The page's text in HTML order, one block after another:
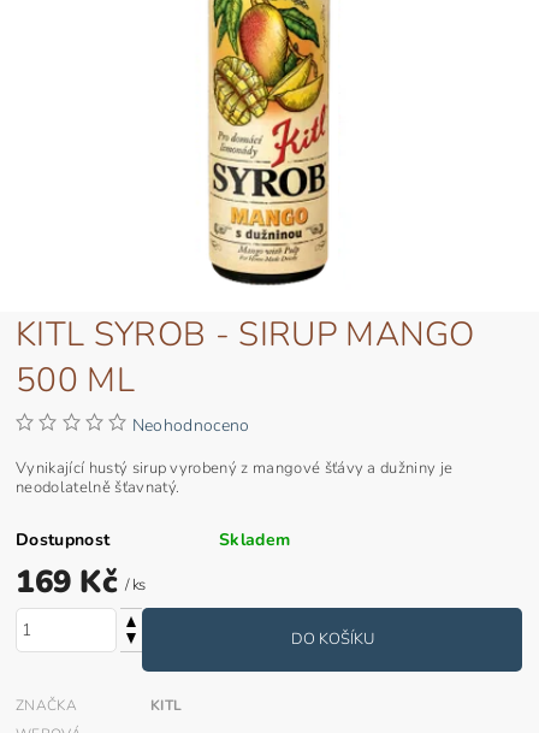
KITL SYROB - SIRUP MANGO
500 ML
Neohodnoceno
Vynikající hustý sirup vyrobený z mangové šťávy a dužniny je
neodolatelně šťavnatý.
Dostupnost Skladem
169 Kč / ks
ZNAČKA
KITL